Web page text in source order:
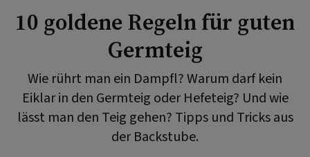
10 goldene Regeln für guten
Germteig
Wie rührt man ein Dampfl? Warum darf kein
Eiklar in den Germteig oder Hefeteig? Und wie
lässt man den Teig gehen? Tipps und Tricks aus
der Backstube.